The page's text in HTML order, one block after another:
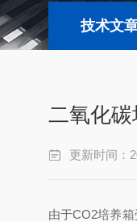
技术文
二氧化
更新时间：
由于CO2培养箱